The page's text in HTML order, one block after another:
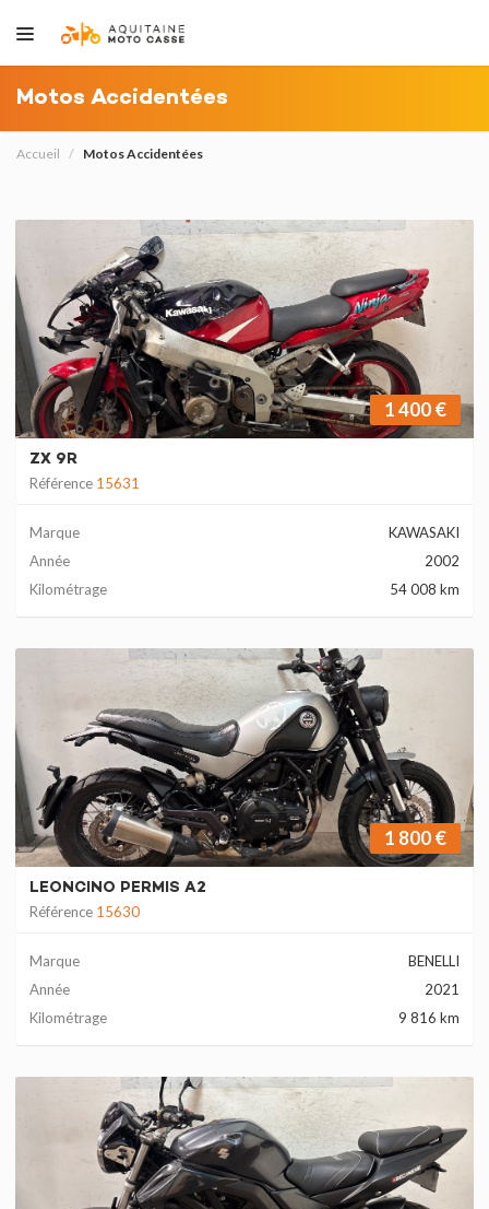
Motos Accidentées
Accueil Motos Accidentées
1 400 €
ZX 9R
Référence 15631
Marque
KAWASAKI
Année
2002
Kilométrage
54 008 km
1 800 €
LEONCINO PERMIS A2
Référence 15630
Marque
BENELLI
Année
2021
Kilométrage
9 816 km